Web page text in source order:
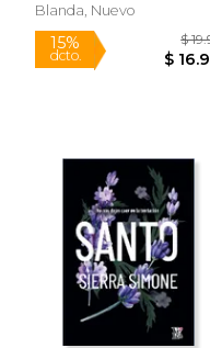
34%
Rápido
Blanda, Nuevo